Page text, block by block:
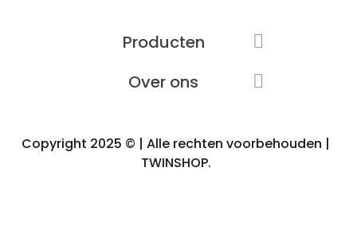
Producten 
Over ons 
Copyright 2025 © | Alle rechten voorbehouden |
TWINSHOP.